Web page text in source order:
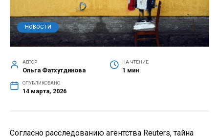
НОВОСТИ
АВТОР
Ольга Фатхутдинова
НА ЧТЕНИЕ
1 мин
ОПУБЛИКОВАНО
14 марта, 2026
Согласно расследованию агентства Reuters, тайна